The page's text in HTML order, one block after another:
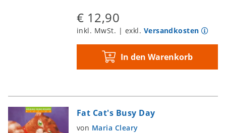
€ 12,90
inkl. MwSt. | exkl. Versandkosten
In den Warenkorb
Fat Cat's Busy Day
von Maria Cleary